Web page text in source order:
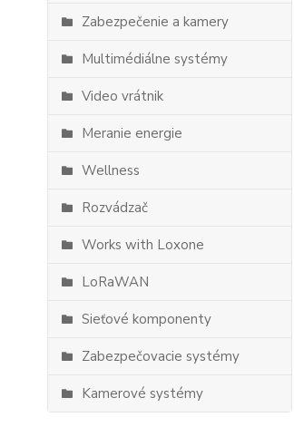
Zabezpečenie a kamery
Multimédiálne systémy
Video vrátnik
Meranie energie
Wellness
Rozvádzač
Works with Loxone
LoRaWAN
Sieťové komponenty
Zabezpečovacie systémy
Kamerové systémy